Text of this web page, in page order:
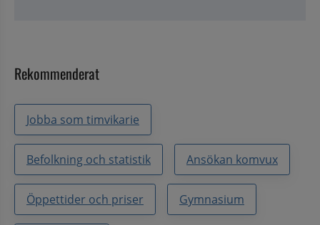
Rekommenderat
Jobba som timvikarie
Befolkning och statistik Ansökan komvux
Öppettider och priser Gymnasium